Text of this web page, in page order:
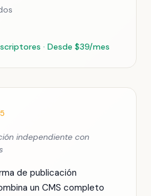
· Desde $39/mes
independiente con
de publicación
un CMS completo